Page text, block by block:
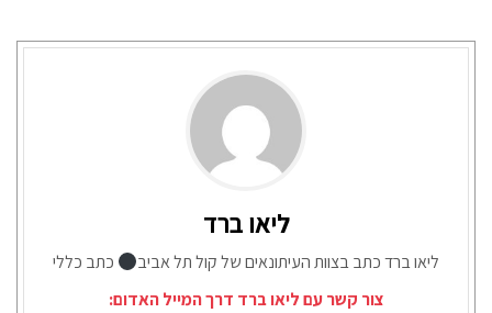
ליאו ברד
ליאו ברד כתב בצוות העיתונאים של קול תל אביב
כתב כללי
צור קשר עם ליאו ברד דרך המייל האדום: